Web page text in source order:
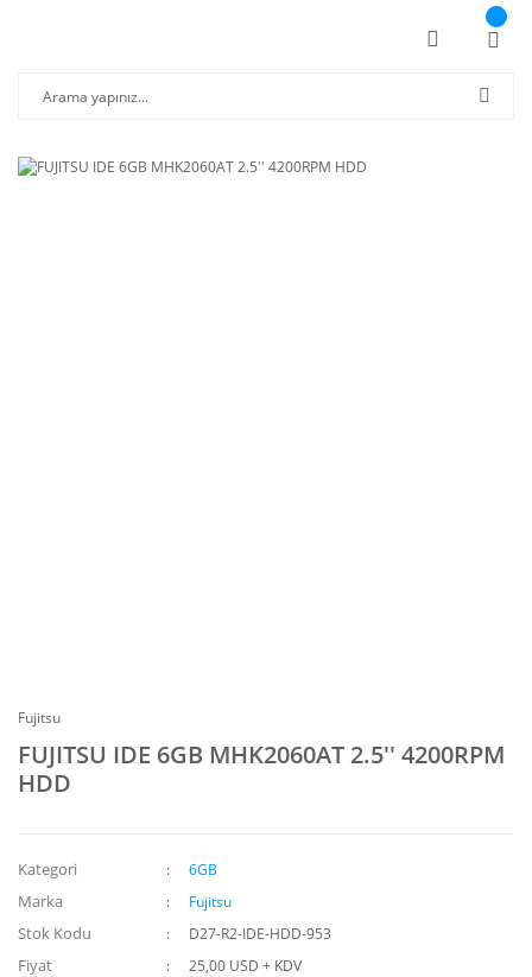
Fujitsu
FUJITSU IDE 6GB MHK2060AT 2.5'' 4200RPM
HDD
Kategori 6GB
Marka Fujitsu
Stok Kodu D27-R2-IDE-HDD-953
Fiyat 25,00 USD + KDV